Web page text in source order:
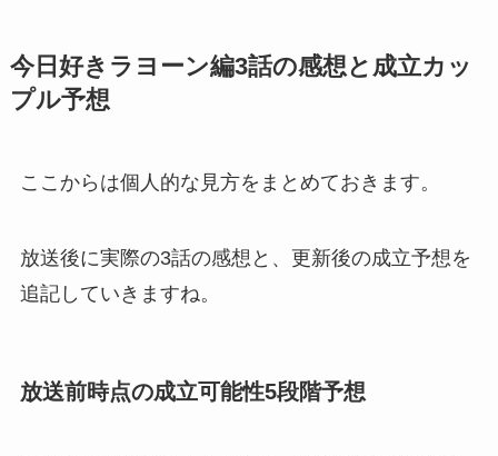
今日好きラヨーン編3話の感想と成立カッ
プル予想
ここからは個人的な見方をまとめておきます。
放送後に実際の3話の感想と、更新後の成立予想を
追記していきますね。
放送前時点の成立可能性5段階予想